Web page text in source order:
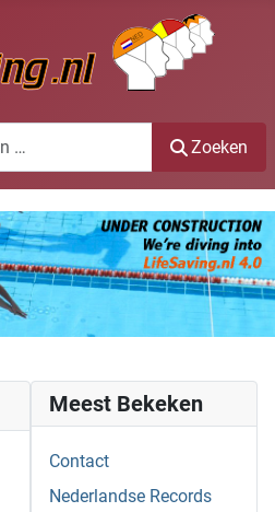
Zoeken
Meest Bekeken
Contact
Nederlandse Records